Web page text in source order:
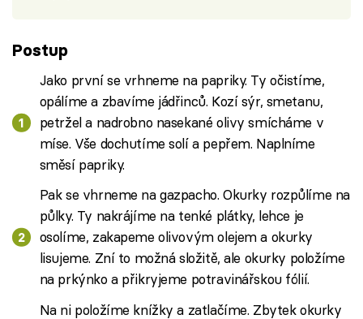
Postup
Jako první se vrhneme na papriky. Ty očistíme,
opálíme a zbavíme jádřinců. Kozí sýr, smetanu,
petržel a nadrobno nasekané olivy smícháme v
míse. Vše dochutíme solí a pepřem. Naplníme
směsí papriky.
Pak se vhrneme na gazpacho. Okurky rozpůlíme na
půlky. Ty nakrájíme na tenké plátky, lehce je
osolíme, zakapeme olivovým olejem a okurky
lisujeme. Zní to možná složitě, ale okurky položíme
na prkýnko a přikryjeme potravinářskou fólií.
Na ni položíme knížky a zatlačíme. Zbytek okurky